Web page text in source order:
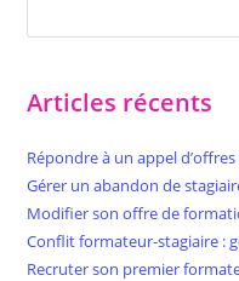
Articles récents
Répondre à un appel
Gérer un abandon de
Modifier son offre de
Conflit formateur-stagiaire :
Recruter son premier